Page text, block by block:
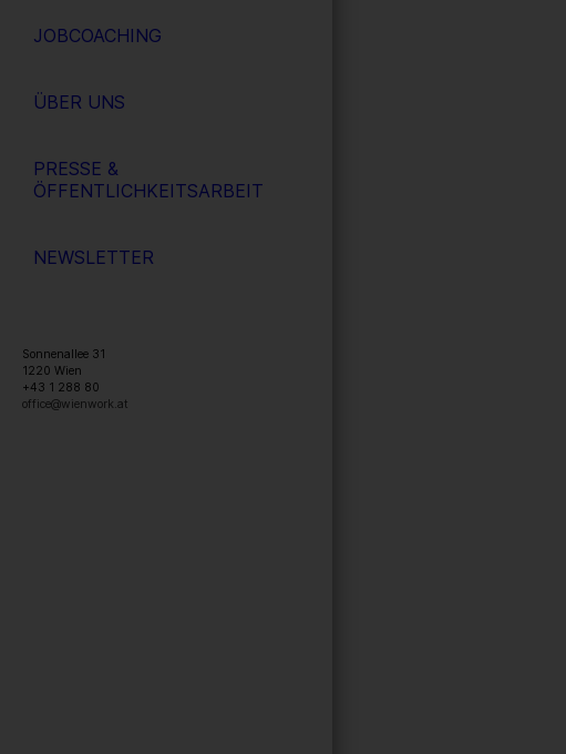
JOBCOACHING
ÜBER UNS
PRESSE &
ÖFFENTLICHKEITSARBEIT
NEWSLETTER
Sonnenallee 31
1220 Wien
+43 1 288 80
office@wienwork.at